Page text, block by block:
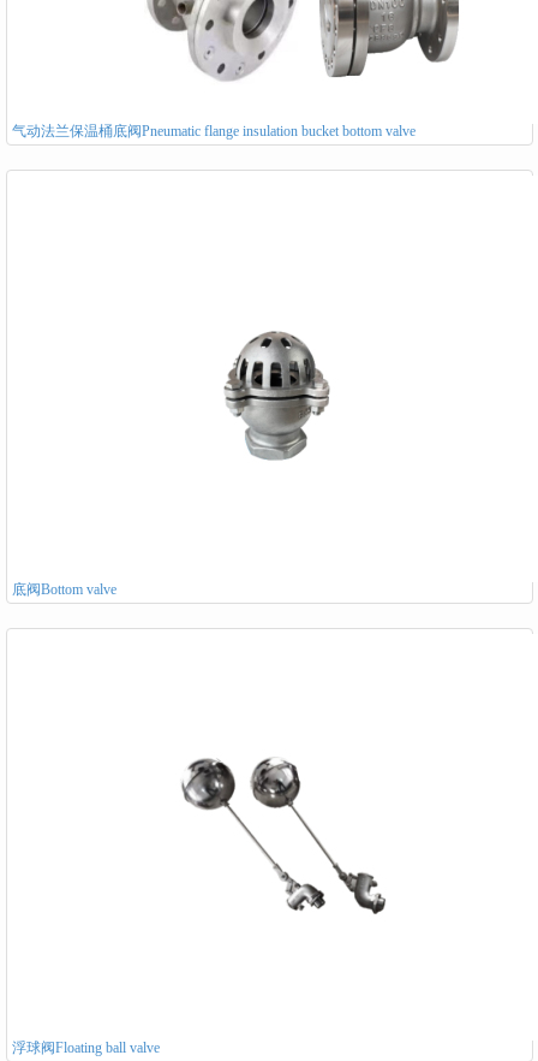
气动法兰保温桶底阀Pneumatic flange insulation bucket bottom valve
底阀Bottom valve
浮球阀Floating ball valve